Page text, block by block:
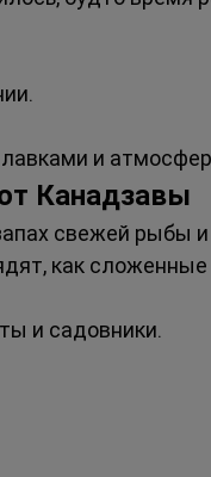
и
Канадзавы
свежей рыбы
как
и садовники.